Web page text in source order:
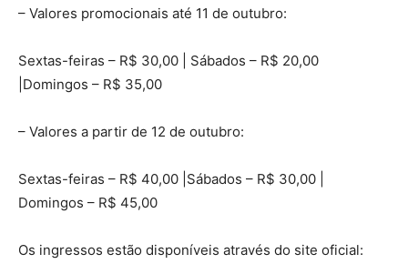
– Valores promocionais até 11 de outubro:
Sextas-feiras – R$ 30,00 | Sábados – R$ 20,00
|Domingos – R$ 35,00
– Valores a partir de 12 de outubro:
Sextas-feiras – R$ 40,00 |Sábados – R$ 30,00 |
Domingos – R$ 45,00
Os ingressos estão disponíveis através do site oficial: